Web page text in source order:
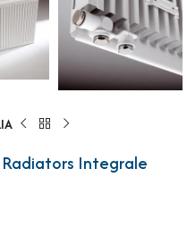
Radiators Integrale